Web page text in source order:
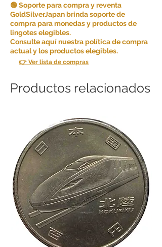
🟢 Soporte para compra y reventa
GoldSilverJapan brinda soporte de
compra para monedas y productos de
lingotes elegibles.
Consulte aquí nuestra política de compra
actual y los productos elegibles.
👉 Ver lista de compras
Productos relacionados